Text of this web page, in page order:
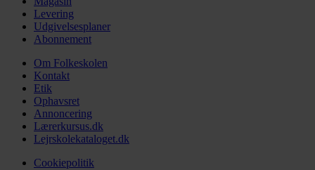
Levering
Udgivelsesplaner
Abonnement
Om Folkeskolen
Kontakt
Etik
Ophavsret
Annoncering
Lærerkursus.dk
Lejrskolekataloget.dk
Cookiepolitik